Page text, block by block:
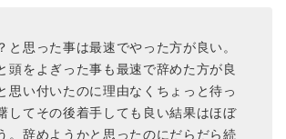
と思った事は最速でやった方が良い。
頭をよぎった事も最速で辞めた方が良
思い付いたのに理由なくちょっと待っ
してその後着手しても良い結果はほぼ
。辞めようかと思ったのにだらだら続